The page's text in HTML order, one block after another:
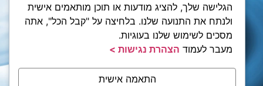
הגלישה שלך, להציג מודעות או תוכן מותאמים אישית
ולנתח את התנועה שלנו. בלחיצה על "קבל הכל", אתה
מסכים לשימוש שלנו בעוגיות.
מעבר לעמוד הצהרת נגישות >
התאמה אישית